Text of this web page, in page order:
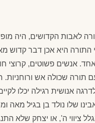
לאבות הקדושים, היה
התורה היא אכן דבר קדוש
אנשים פשוטים, קרוצי
תורה שכולה אש ורוחניות.
אנושית רגילה יכלו
שלו נולד בן בגיל מאה
ציווי ה', או יצחק שלא